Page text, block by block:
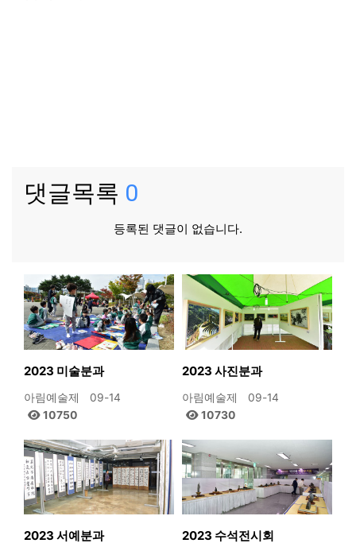
댓글목록 0
등록된 댓글이 없습니다.
2023 미술분과
아림예술제
09-14
10750
2023 사진분과
아림예술제
09-14
10730
2023 서예분과 2023 수석전시회